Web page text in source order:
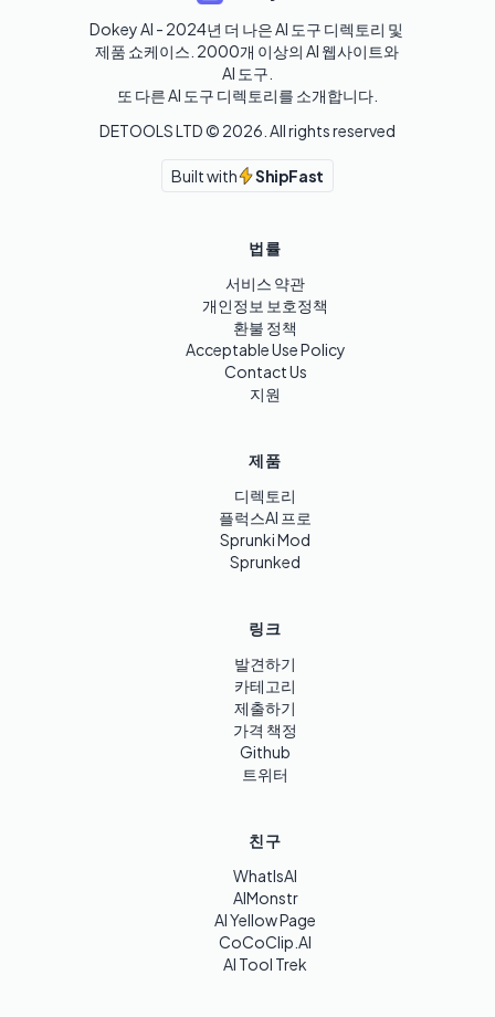
Dokey AI - 2024년 더 나은 AI 도구 디렉토리 및
제품 쇼케이스. 2000개 이상의 AI 웹사이트와
AI 도구.
또 다른 AI 도구 디렉토리를 소개합니다.
DETOOLS LTD © 2026 . All rights reserved
Built with ShipFast
법률
서비스 약관
개인정보 보호정책
환불 정책
Acceptable Use Policy
Contact Us
지원
제품
디렉토리
플럭스AI 프로
Sprunki Mod
Sprunked
링크
발견하기
카테고리
제출하기
가격 책정
Github
트위터
친구
WhatIsAI
AIMonstr
AI Yellow Page
CoCoClip.AI
AI Tool Trek